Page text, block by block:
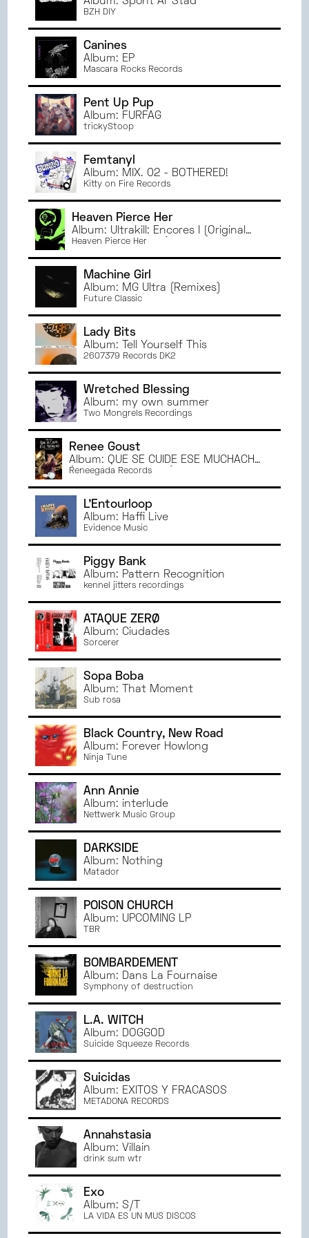
NOVEMBRE2024
OCTOBRE
SEPTEMBRE
JUIN
2024
MAI 2024
AVRIL
MARS
2024
FÉVRIER 2024
JANVIER2024
DÉCEMBRE 2023
NOVEMBRE2023
OCTOBRE2023
SEPTEMBRE2023
JUIN 2023
2023
MARS
2023
FÉVRIER
JANVIER
2023
JUIN2022
MAI2022
AVRIL
MARS
2022
AMIENS
ANGERS
BZH DIY
Canines
Album: EP
Mascara Rocks Records
Pent Up Pup
Album: FURFAG
trickyStoop
Femtanyl
Album: MIX. 02 - BOTHERED!
Kitty on Fire Records
Heaven Pierce Her
Album: Ultrakill: Encores I (Original
Game Soundtrack)
Heaven Pierce Her
Machine Girl
Album: MG Ultra (Remixes)
Future Classic
Lady Bits
Album: Tell Yourself This
2607379 Records DK2
Wretched Blessing
Album: my own summer
Two Mongrels Recordings
Renee Goust
Album: QUE SE CUIDE ESE MUCHACHO
(En Vivo Con Banda)
Reneegada Records
L'Entourloop
Album: Haffi Live
Evidence Music
Piggy Bank
Album: Pattern Recognition
kennel jitters recordings
ATAQUE ZERØ
Album: Ciudades
Sorcerer
Sopa Boba
Album: That Moment
Sub rosa
Black Country, New Road
Album: Forever Howlong
Ninja Tune
Ann Annie
Album: interlude
Nettwerk Music Group
DARKSIDE
Album: Nothing
Matador
POISON CHURCH
Album: UPCOMING LP
TBR
BOMBARDEMENT
Album: Dans La Fournaise
Symphony of destruction
L.A. WITCH
Album: DOGGOD
Suicide Squeeze Records
Suicidas
Album: ÉXITOS Y FRACASOS
METADONA RECORDS
Annahstasia
Album: Villain
drink sum wtr
Exo
Album: S/T
LA VIDA ES UN MUS DISCOS